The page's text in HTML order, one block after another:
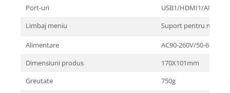
Port-uri
USB1/HDMI1/
Limbaj meniu
Suport pentru mai
Alimentare
AC90-260V/50-60MHZ
Dimensiuni produs
170X101mm
Greutate
750g